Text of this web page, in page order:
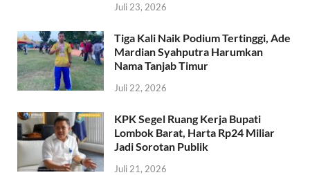
Juli 23, 2026
Tiga Kali Naik Podium Tertinggi, Ade
Mardian Syahputra Harumkan
Nama Tanjab Timur
Juli 22, 2026
KPK Segel Ruang Kerja Bupati
Lombok Barat, Harta Rp24 Miliar
Jadi Sorotan Publik
Juli 21, 2026